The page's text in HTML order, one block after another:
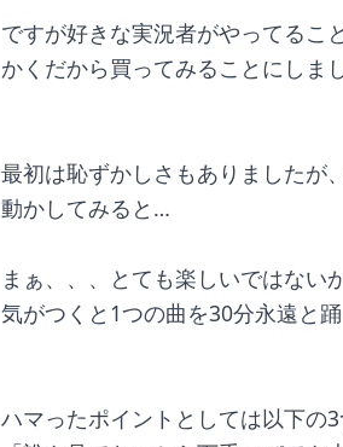
ですが好きな実況者がやってるこ
かくだから買ってみることにしまし
最初は恥ずかしさもありましたが
動かしてみると…
まぁ、、、とても楽しいではない
気がつくと1つの曲を30分永遠と踊
ハマったポイントとしては以下の3